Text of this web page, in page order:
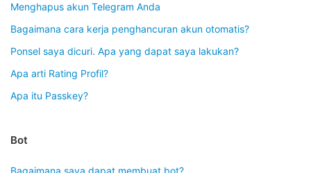
Menghapus akun Telegram Anda
Bagaimana cara kerja penghancuran akun otomatis?
Ponsel saya dicuri. Apa yang dapat saya lakukan?
Apa arti Rating Profil?
Apa itu Passkey?
Bot
Bagaimana saya dapat membuat bot?